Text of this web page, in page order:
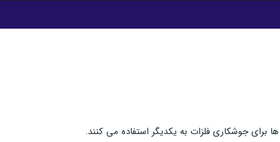
جوشکاری فلزات به یکدیگر استفاده می کنند.